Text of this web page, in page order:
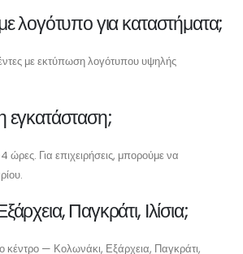
λογότυπο για καταστήματα;
με εκτύπωση λογότυπου υψηλής
εγκατάσταση;
ώρες. Για επιχειρήσεις, μπορούμε να
Παγκράτι, Ιλίσια;
κέντρο — Κολωνάκι, Εξάρχεια, Παγκράτι,